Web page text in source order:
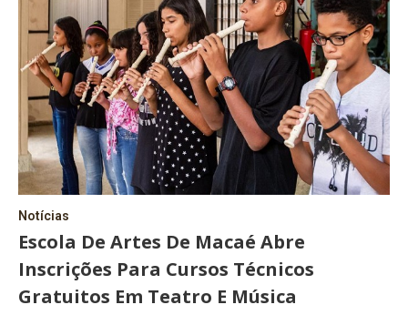
Notícias
Escola De Artes De Macaé Abre
Inscrições Para Cursos Técnicos
Gratuitos Em Teatro E Música